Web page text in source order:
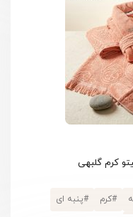
کرم گلبهی
#کرم #پنبه ای